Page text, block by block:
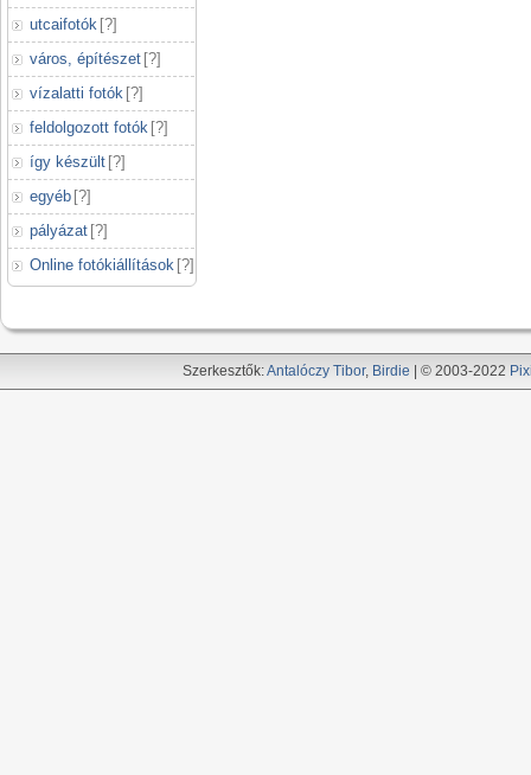
utcaifotók [?]
város, építészet [?]
vízalatti fotók [?]
feldolgozott fotók [?]
így készült [?]
egyéb [?]
pályázat [?]
Online fotókiállítások [?]
Szerkesztők:Antalóczy Tibor, Birdie | © 2003-2022